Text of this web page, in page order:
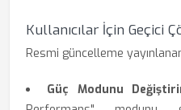
Kullanıcılar İçin Geçici
Resmi güncelleme
Güç Modunu